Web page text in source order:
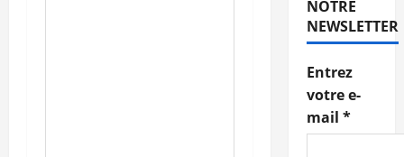
NOTRE
NEWSLETTER
Entrez
votre e-
mail *